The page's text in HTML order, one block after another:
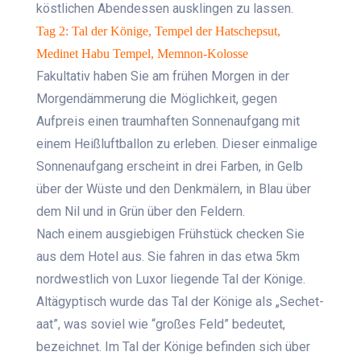
köstlichen Abendessen ausklingen zu lassen.
Tag 2: Tal der Könige, Tempel der Hatschepsut,
Medinet Habu Tempel, Memnon-Kolosse
Fakultativ haben Sie am frühen Morgen in der
Morgendämmerung die Möglichkeit, gegen
Aufpreis einen traumhaften Sonnenaufgang mit
einem Heißluftballon zu erleben. Dieser einmalige
Sonnenaufgang erscheint in drei Farben, in Gelb
über der Wüste und den Denkmälern, in Blau über
dem Nil und in Grün über den Feldern.
Nach einem ausgiebigen Frühstück checken Sie
aus dem Hotel aus. Sie fahren in das etwa 5km
nordwestlich von Luxor liegende Tal der Könige.
Altägyptisch wurde das Tal der Könige als „Sechet-
aat”, was soviel wie “großes Feld” bedeutet,
bezeichnet. Im Tal der Könige befinden sich über